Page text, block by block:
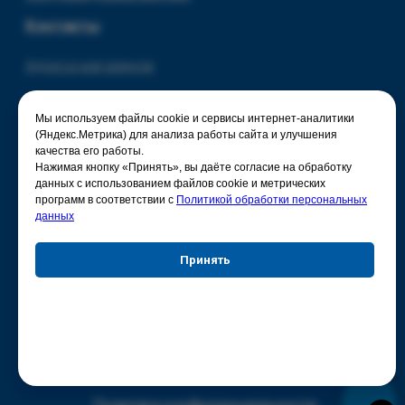
Мы используем файлы cookie и сервисы интернет-аналитики
(Яндекс.Метрика) для анализа работы сайта и улучшения
качества его работы.
Нажимая кнопку «Принять», вы даёте согласие на обработку
данных с использованием файлов cookie и метрических
программ в соответствии с Политикой обработки персональных
данных
Принять